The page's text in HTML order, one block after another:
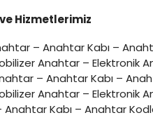
Hizmetlerimiz
– Anahtar Kabı –
Anahtar – Elektronik
– Anahtar Kabı –
Anahtar – Elektronik
Kabı – Anahtar